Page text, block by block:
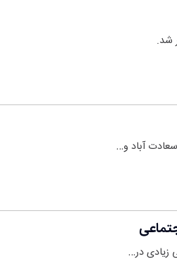
شد.
آباد و…
زیادی در…